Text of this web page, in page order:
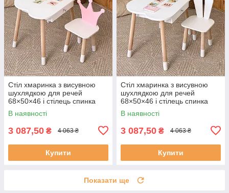
Стіл хмаринка з висувною
шухлядкою для речей
68×50×46 і стілець спинка
корона 26.5х26х25, білий з
рожевим колір
В наявності
3 087,50 ₴ 4 063 ₴
Купити
Стіл хмаринка з висувною
шухлядкою для речей
68×50×46 і стілець спинка
зайка 26.5х26х25, білий колір
В наявності
3 087,50 ₴ 4 063 ₴
Купити
Показати ще